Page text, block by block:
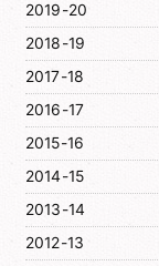
2019-20
2018-19
2017-18
2016-17
2015-16
2014-15
2013-14
2012-13